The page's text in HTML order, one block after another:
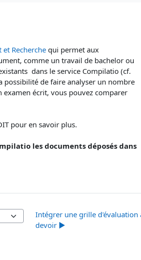
et Recherchequi permet aux
comme un travail de bachelor ou
dans le service Compilatio (cf.
possibilité de faire analyser un nombre
examen écrit, vous pouvez comparer
pour en savoir plus.
les documents déposés dans
Intégrer une grille d'évaluation
devoir ▶︎